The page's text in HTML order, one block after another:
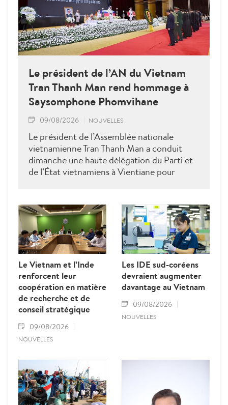
Le président de l’AN du Vietnam
Tran Thanh Man rend hommage à
Saysomphone Phomvihane
09/08/2026 NOUVELLES
Le président de l’Assemblée nationale
vietnamienne Tran Thanh Man a conduit
dimanche une haute délégation du Parti et
de l’État vietnamiens à Vientiane pour
Phomvihane, soulignant ses contributions
au renforcement des relations d’amitié et
de solidarité entre les deux pays.
Le Vietnam et l’Inde
renforcent leur
coopération en matière
de recherche et de
conseil stratégique
09/08/2026
NOUVELLES
Les IDE sud-coréens
devraient augmenter
davantage au Vietnam
09/08/2026
NOUVELLES